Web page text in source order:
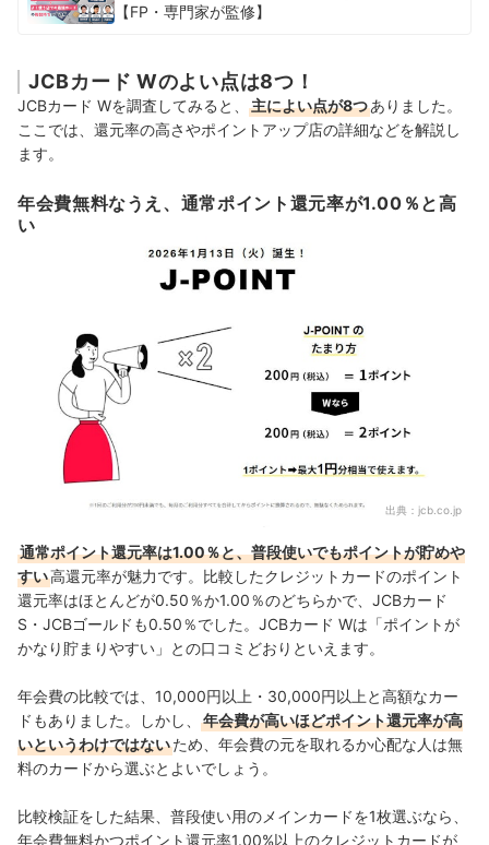
【FP・専門家が監修】
JCBカード Wのよい点は8つ！
JCBカード Wを調査してみると、 主によい点が8つありました。
ここでは、還元率の高さやポイントアップ店の詳細などを解説し
ます。
年会費無料なうえ、通常ポイント還元率が1.00％と高
い
出典： jcb.co.jp
通常ポイント還元率は1.00％と、普段使いでもポイントが貯めや
すい高還元率が魅力です。比較したクレジットカードのポイント
還元率はほとんどが0.50％か1.00％のどちらかで、JCBカード
S・JCBゴールドも0.50％でした。JCBカード Wは「ポイントが
かなり貯まりやすい」との口コミどおりといえます。
年会費の比較では、10,000円以上・ 30,000円以上と高額なカー
ドもありました。しかし、
年会費が高いほどポイント還元率が高
いというわけではないため、年会費の元を取れるか心配な人は無
料のカードから選ぶとよいでしょう。
比較検証をした結果、普段使い用のメインカードを1枚選ぶなら、
年会費無料かつポイント還元率1.00%以上のクレジットカードが